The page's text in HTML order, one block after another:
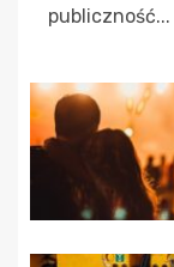
publiczność...